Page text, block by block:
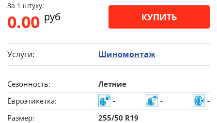
За 1 штуку:
0.00 pуб КУПИТЬ
Услуги: Шиномонтаж
Сезонность:
Летние
Евроэтикетка:
- -
-
Размер:
255/50 R19